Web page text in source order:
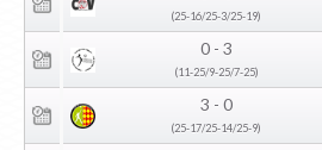
(25-16/25-3/25-19)
0 - 3
(11-25/9-25/7-25)
3 - 0
(25-17/25-14/25-9)